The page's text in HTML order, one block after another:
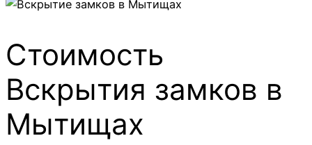
Стоимость
Вскрытия замков в
Мытищах